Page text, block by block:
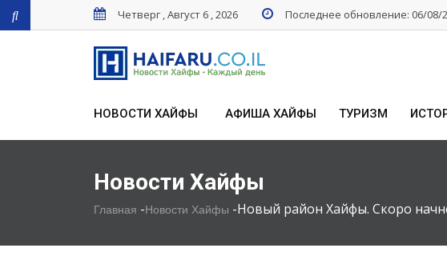
Четверг , Август 6 , 2026 Последнее обновление: 06/08/
НОВОСТИ ХАЙФЫ АФИША ХАЙФЫ ТУРИЗМ
Новости Хайфы
Главная -Новости Хайфы -Новый район Хайфы. Скоро